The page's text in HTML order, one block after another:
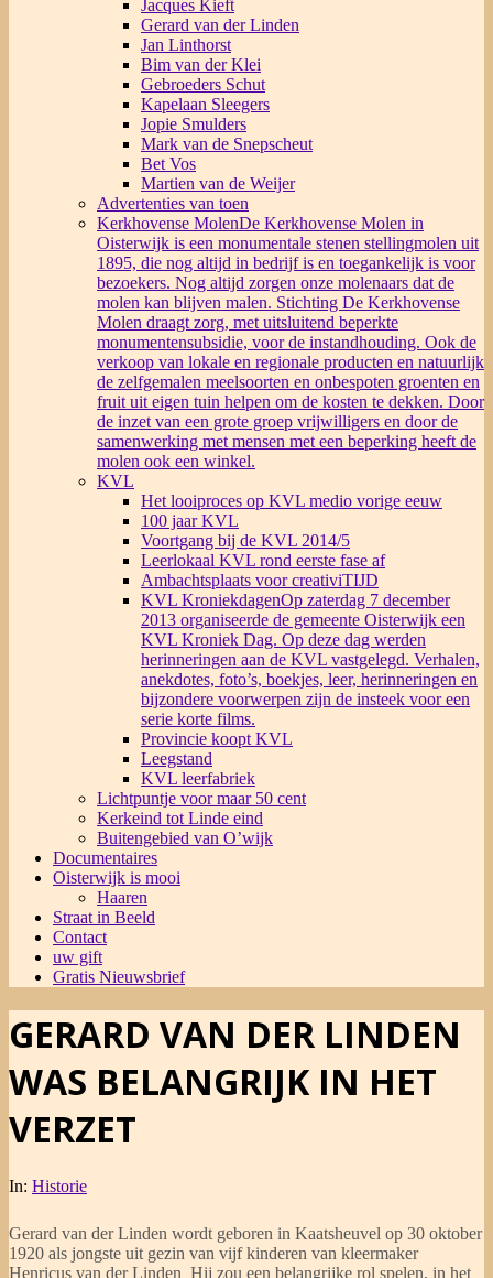
Jacques Kieft
Gerard van der Linden
Jan Linthorst
Bim van der Klei
Gebroeders Schut
Kapelaan Sleegers
Jopie Smulders
Mark van de Snepscheut
Bet Vos
Martien van de Weijer
Advertenties van toen
Kerkhovense MolenDe Kerkhovense Molen in
Oisterwijk is een monumentale stenen stellingmolen uit
1895, die nog altijd in bedrijf is en toegankelijk is voor
bezoekers. Nog altijd zorgen onze molenaars dat de
molen kan blijven malen. Stichting De Kerkhovense
Molen draagt zorg, met uitsluitend beperkte
monumentensubsidie, voor de instandhouding. Ook de
verkoop van lokale en regionale producten en natuurlijk
de zelfgemalen meelsoorten en onbespoten groenten en
fruit uit eigen tuin helpen om de kosten te dekken. Door
de inzet van een grote groep vrijwilligers en door de
samenwerking met mensen met een beperking heeft de
molen ook een winkel.
KVL
Het looiproces op KVL medio vorige eeuw
100 jaar KVL
Voortgang bij de KVL 2014/5
Leerlokaal KVL rond eerste fase af
Ambachtsplaats voor creativiTIJD
KVL KroniekdagenOp zaterdag 7 december
2013 organiseerde de gemeente Oisterwijk een
KVL Kroniek Dag. Op deze dag werden
herinneringen aan de KVL vastgelegd. Verhalen,
anekdotes, foto’s, boekjes, leer, herinneringen en
bijzondere voorwerpen zijn de insteek voor een
serie korte films.
Provincie koopt KVL
Leegstand
KVL leerfabriek
Lichtpuntje voor maar 50 cent
Kerkeind tot Linde eind
Buitengebied van O’wijk
Documentaires
Oisterwijk is mooi
Haaren
Straat in Beeld
Contact
uw gift
Gratis Nieuwsbrief
GERARD VAN DER LINDEN
WAS BELANGRIJK IN HET
VERZET
In: Historie
Gerard van der Linden wordt geboren in Kaatsheuvel op 30 oktober
1920 als jongste uit gezin van vijf kinderen van kleermaker
Henricus van der Linden Hij zou een belangrijke rol spelen, in het